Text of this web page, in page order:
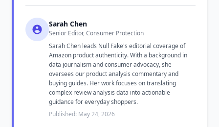
Sarah Chen
Senior Editor, Consumer Protection
Sarah Chen leads Null Fake's editorial coverage of
Amazon product authenticity. With a background in
data journalism and consumer advocacy, she
oversees our product analysis commentary and
buying guides. Her work focuses on translating
complex review analysis data into actionable
guidance for everyday shoppers.
Published: May 24, 2026